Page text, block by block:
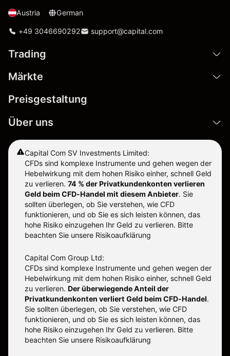
Austria German
+49 3046690292 support@capital.com
Trading
Märkte
Preisgestaltung
Über uns
Capital Com SV Investments Limited:
CFDs sind komplexe Instrumente und gehen wegen der
Hebelwirkung mit dem hohen Risiko einher, schnell Geld
zu verlieren. 74 % der Privatkundenkonten verlieren
Geld beim CFD-Handel mit diesem Anbieter. Sie
sollten überlegen, ob Sie verstehen, wie CFD
funktionieren, und ob Sie es sich leisten können, das
hohe Risiko einzugehen Ihr Geld zu verlieren. Bitte
beachten Sie unsere Risikoaufklärung
Capital Com Group Ltd:
CFDs sind komplexe Instrumente und gehen wegen der
Hebelwirkung mit dem hohen Risiko einher, schnell Geld
zu verlieren. Der überwiegende Anteil der
Privatkundenkonten verliert Geld beim CFD-Handel.
Sie sollten überlegen, ob Sie verstehen, wie CFD
funktionieren, und ob Sie es sich leisten können, das
hohe Risiko einzugehen Ihr Geld zu verlieren. Bitte
beachten Sie unsere Risikoaufklärung